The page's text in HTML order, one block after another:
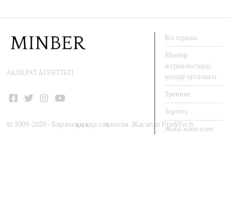
АҚПАРАТ АГЕНТТЕГІ
© 2009-2020 - Барлық құқықтар сақталған. Жасаған ProfiTech
Біз туралы
Мінбер
журналистерді
қолдау орталығы
Тренинг
Зерттеу
Жоба және есеп